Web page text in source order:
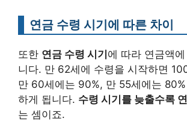
연금 수령 시기에 따른 차이
또한 연금 수령 시기에 따라 연금액
니다. 만 62세에 수령을 시작하면
만 60세에는 90%, 만 55세에는
하게 됩니다. 수령 시기를 늦출수록
는 셈이죠.